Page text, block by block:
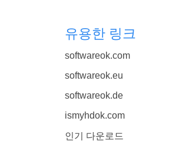
유용한 링크
softwareok.com
softwareok.eu
softwareok.de
ismyhdok.com
인기 다운로드